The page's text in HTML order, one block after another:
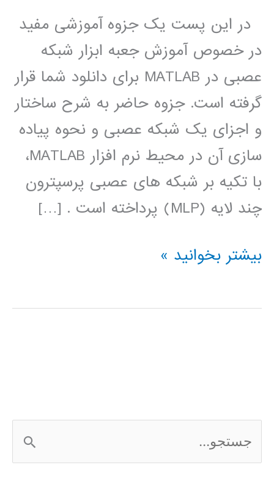
در این پست یک جزوه آموزشی مفید
در خصوص آموزش جعبه ابزار شبکه
عصبی در MATLAB برای دانلود شما قرار
گرفته است. جزوه حاضر به شرح ساختار
و اجزای یک شبکه عصبی و نحوه پیاده
سازی آن در محیط نرم افزار MATLAB،
با تکیه بر شبکه های عصبی پرسپترون
چند لایه (MLP) پرداخته است . […]
آموزش
ابزار
مثال
بیشتر بخوانید »
س